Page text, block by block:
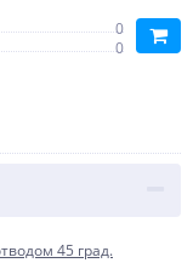
0
0
45 град.